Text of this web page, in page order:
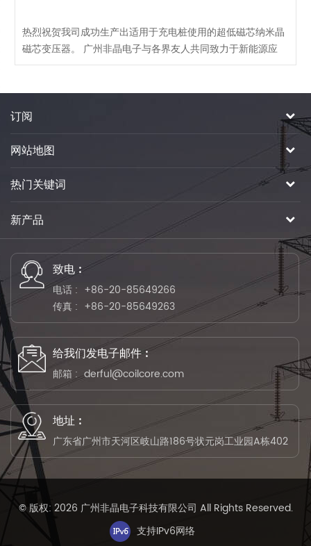
热烈祝贺我司成功生产出适用于充电桩使用的超低磁芯纳米晶
磁芯变压器。 广州非晶电子与各界友人共同致力于新能源应
用，守护绿水青山。
订阅
网站地图
热门关键词
新产品
致电 :
电话 : +86-20-85649266
传真 : +86-20-85649263
给我们发电子邮件 :
邮箱 : derful@coilcore.com
地址 :
广东省广州市天河区岐山路186号状元岗工业园A栋402
© 版权: 2026 广州非晶电子科技有限公司 All Rights Reserved.
支持IPv6网络